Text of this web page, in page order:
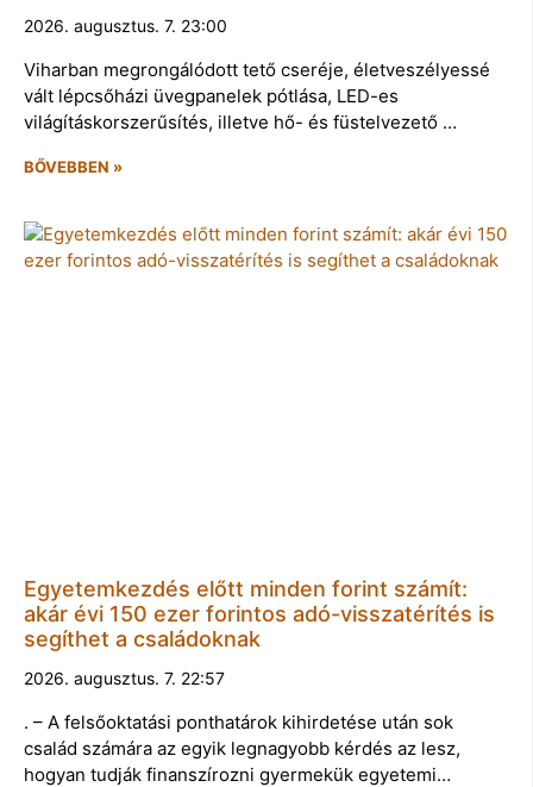
2026. augusztus. 7. 23:00
Viharban megrongálódott tető cseréje, életveszélyessé
vált lépcsőházi üvegpanelek pótlása, LED-es
világításkorszerűsítés, illetve hő- és füstelvezető …
BŐVEBBEN »
Egyetemkezdés előtt minden forint számít:
akár évi 150 ezer forintos adó-visszatérítés is
segíthet a családoknak
2026. augusztus. 7. 22:57
. – A felsőoktatási ponthatárok kihirdetése után sok
család számára az egyik legnagyobb kérdés az lesz,
hogyan tudják finanszírozni gyermekük egyetemi…